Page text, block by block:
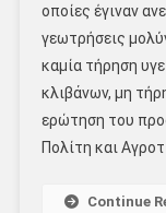
οποίες έγιναν
γεωτρήσεις
καμία τήρηση
κλιβάνων, μη
ερώτηση του
Πολίτη και
Continue